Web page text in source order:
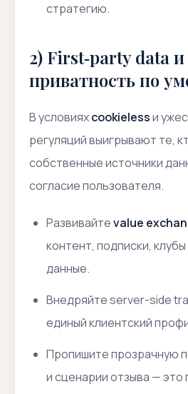
стратегию.
2) First‑party data и
приватность по
В условияхcookielessи
регуляций выигрывают те,
собственные источники
согласие пользователя.
Развивайтеvalue
контент, подписки,
данные.
Внедряйтеserver-side
единый клиентский
Пропишите прозрачную
и сценарии отзыва — это